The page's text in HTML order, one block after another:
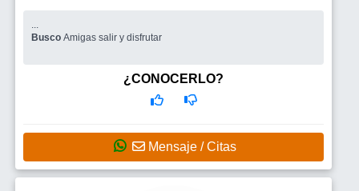
...
Busco Amigas salir y disfrutar
¿CONOCERLO?
Mensaje / Citas